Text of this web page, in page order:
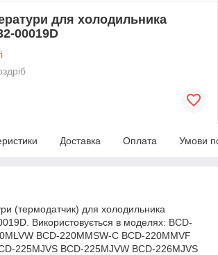
для холодильника
00019D
Доставка Оплата Умови
(термодатчик) для холодильника
Використовується в моделях: BCD-
BCD-220MMSW-C BCD-220MMVF
225MJVS BCD-225MJVW BCD-226MJVS